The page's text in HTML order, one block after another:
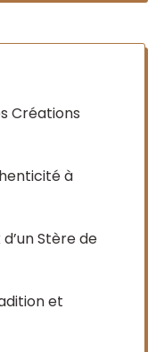
Créations
à
Stère de
et